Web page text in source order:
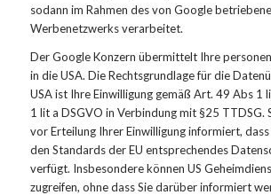
sodann im Rahmen des von Google
Werbenetzwerks verarbeitet.
Der Google Konzern übermittelt Ihre
in die USA. Die Rechtsgrundlage für die
USA ist Ihre Einwilligung gemäß Art. 49 Abs 1
1 lit a DSGVO in Verbindung mit §25 TTDSG.
vor Erteilung Ihrer Einwilligung informiert,
den Standards der EU entsprechendes
verfügt. Insbesondere können US
zugreifen, ohne dass Sie darüber informiert